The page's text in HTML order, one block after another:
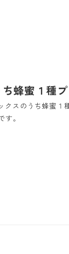
蜂蜜１種
スのうち蜂蜜１
。